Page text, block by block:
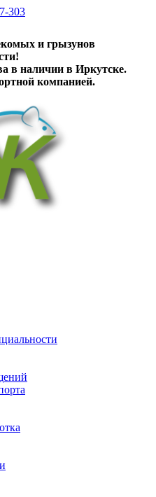
303
и грызунов
в наличии в Иркутске.
компанией.